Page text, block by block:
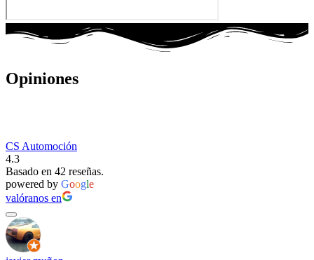
Opiniones
CS Automoción
4.3
Basado en 42 reseñas.
powered by Google
valóranos en